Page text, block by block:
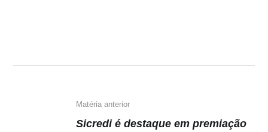
p
o
k
m n
Matéria anterior
Sicredi é destaque em premiação